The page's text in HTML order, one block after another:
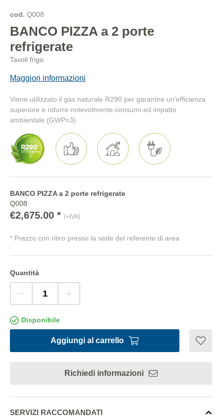
cod. Q008
BANCO PIZZA a 2 porte
refrigerate
Tavoli frigo
Maggiori informazioni
Viene utilizzato il gas naturale R290 per garantire un’efficienza
superiore e ridurre notevolmente consumi ed impatto
ambientale (GWP=3)
BANCO PIZZA a 2 porte refrigerate
Q008
€2,675.00 * (+IVA)
* Prezzo con ritiro presso la sede del referente di area
Quantità
Disponibile
Aggiungi al carrello
Richiedi informazioni
SERVIZI RACCOMANDATI